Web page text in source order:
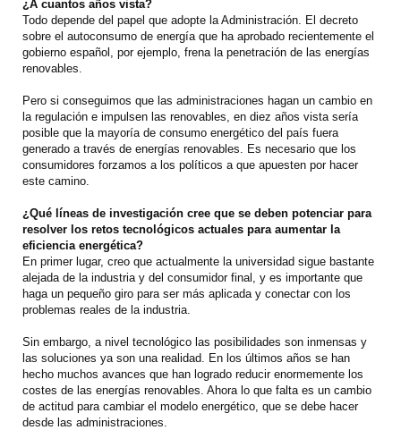
¿A cuantos años vista?
Todo depende del papel que adopte la Administración. El decreto
sobre el autoconsumo de energía que ha aprobado recientemente el
gobierno español, por ejemplo, frena la penetración de las energías
renovables.
Pero si conseguimos que las administraciones hagan un cambio en
la regulación e impulsen las renovables, en diez años vista sería
posible que la mayoría de consumo energético del país fuera
generado a través de energías renovables. Es necesario que los
consumidores forzamos a los políticos a que apuesten por hacer
este camino.
¿Qué líneas de investigación cree que se deben potenciar para
resolver los retos tecnológicos actuales para aumentar la
eficiencia energética?
En primer lugar, creo que actualmente la universidad sigue bastante
alejada de la industria y del consumidor final, y es importante que
haga un pequeño giro para ser más aplicada y conectar con los
problemas reales de la industria.
Sin embargo, a nivel tecnológico las posibilidades son inmensas y
las soluciones ya son una realidad. En los últimos años se han
hecho muchos avances que han logrado reducir enormemente los
costes de las energías renovables. Ahora lo que falta es un cambio
de actitud para cambiar el modelo energético, que se debe hacer
desde las administraciones.